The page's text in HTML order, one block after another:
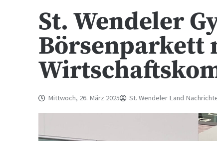
St. Wendeler
Börsenparkett
Mittwoch, 26. März 2025 St. Wendeler Land